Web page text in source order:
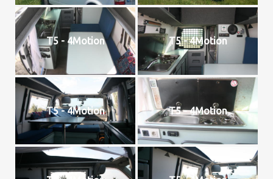
T5 - 4Motion T5 - 4Motion
T5 - 4Motion T5 - 4Motion